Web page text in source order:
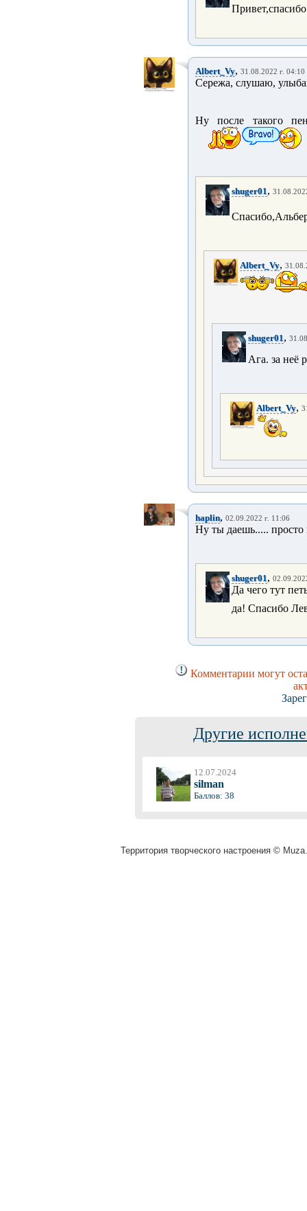
Albert_Vy, 31.08.2022 г. 04:10
Сережа, слушаю,
Ну после такого
shuger01,
Albert_Vy,
shuger01,
Ага. за неё
Albert_Vy,
haplin, 02.09.2022 г. 11:06
Ну ты даешь.....
shuger01,
Да чего тут
да! Спасибо
Комментарии могут
Другие
12.07.2024
silman
Баллов: 38
Территория творческого настроения ©